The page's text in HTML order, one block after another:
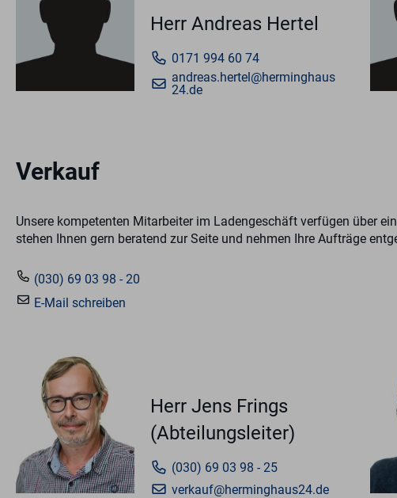
Herr Andreas Hertel
0171 994 60 74
andreas.hertel@herminghaus
24.de
Verkauf
Unsere kompetenten Mitarbeiter im Ladengeschäft verfügen über
stehen Ihnen gern beratend zur Seite und nehmen Ihre Aufträge
(030) 69 03 98 - 20
E-Mail schreiben
Herr Jens Frings
(Abteilungsleiter)
(030) 69 03 98 - 25
verkauf@herminghaus24.de